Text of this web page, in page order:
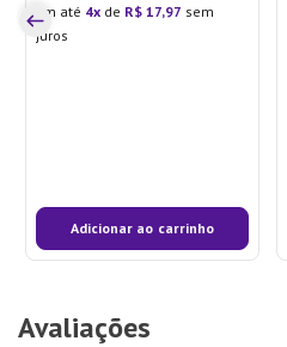
Em até 4 de R$ 17,97 sem
juros
Adicionar ao carrinho
Avaliações